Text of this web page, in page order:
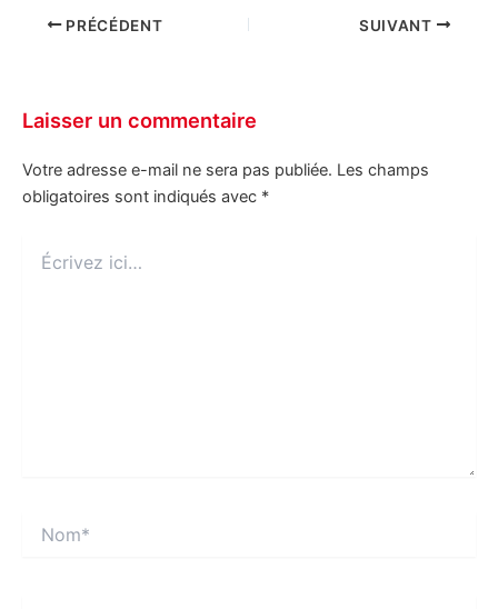
PRÉCÉDENT SUIVANT
Laisser un commentaire
Votre adresse e-mail ne sera pas publiée. Les champs
obligatoires sont indiqués avec *
ici…